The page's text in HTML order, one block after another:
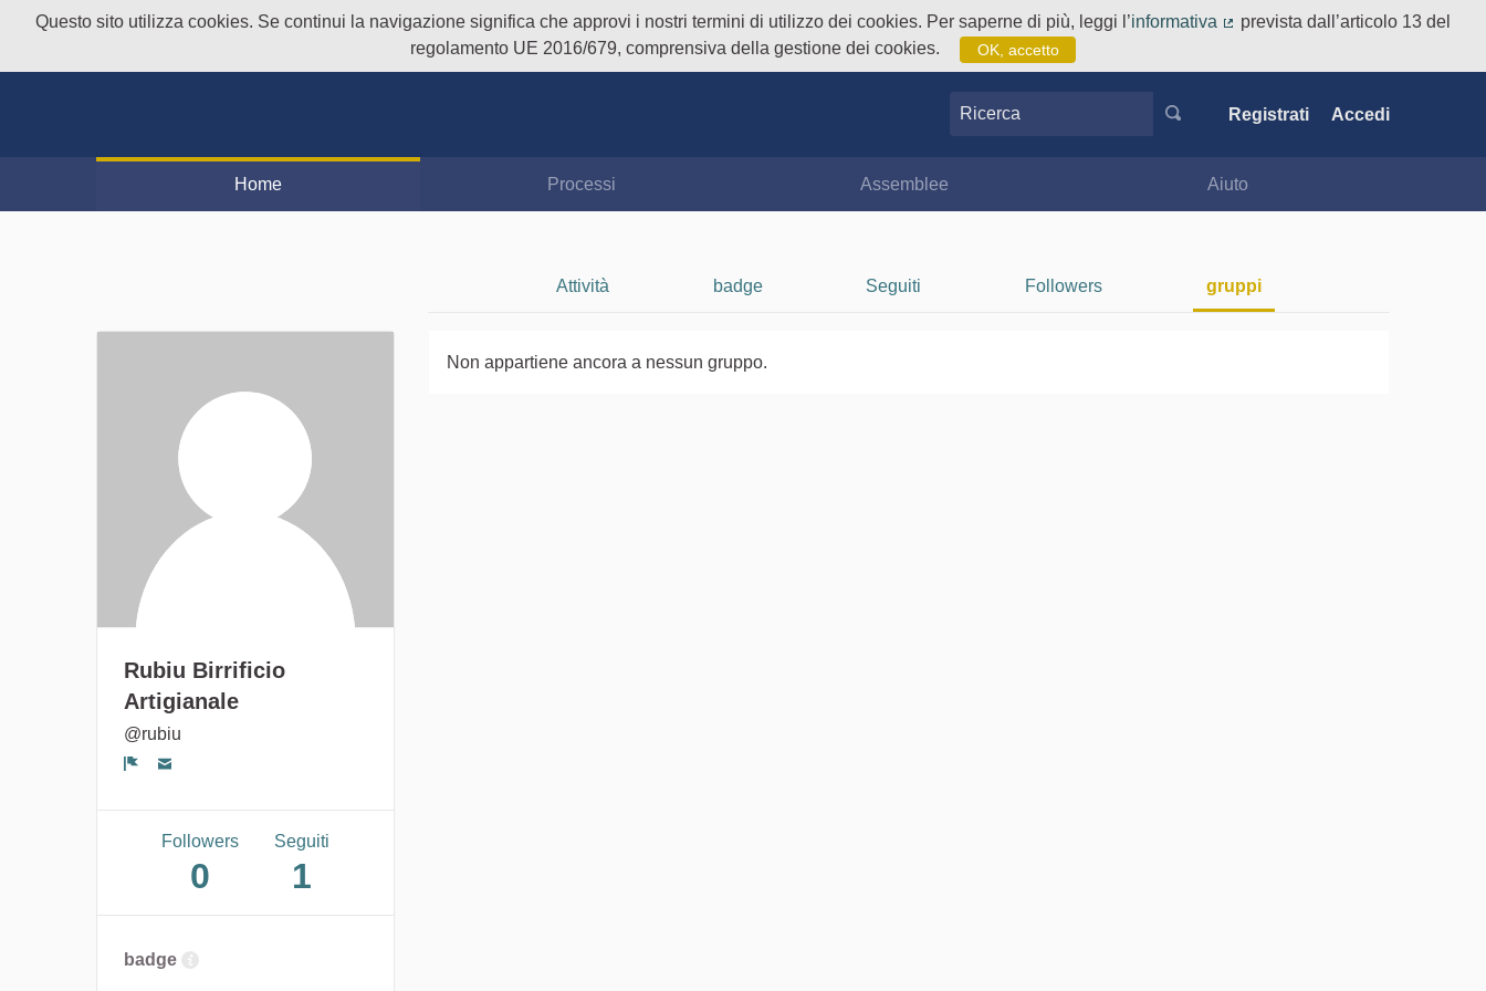
Questo sito utilizza cookies. Se continui la navigazione significa che approvi i nostri termini di utilizzo dei cookies. Per saperne di più, leggi l’informativa
prevista dall’articolo 13 del
regolamento UE 2016/679, comprensiva della gestione dei cookies.
OK, accetto
Ricerca Registrati Accedi
Home Processi Assemblee Aiuto
Attività badge Seguiti Followers gruppi
Rubiu Birrificio
Artigianale
@rubiu
Followers
0
Seguiti
1
badge
Non appartiene ancora a nessun gruppo.